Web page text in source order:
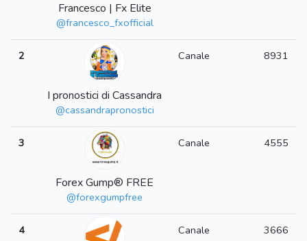
Francesco | Fx Elite
@francesco_fxofficial
2
I pronostici di Cassandra
@cassandrapronostici
Canale 8931
3
Forex Gump® FREE
@forexgumpfree
Canale 4555
4 Canale 3666